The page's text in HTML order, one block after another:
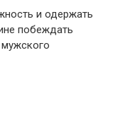
и одержать
побеждать